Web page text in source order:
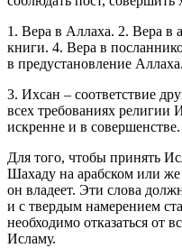
1. Вера в Аллаха. 2. Вера в
книги. 4. Вера в
в предустановление Аллаха.
3. Ихсан – соответствие
всех требованиях религии
искренне и в совершенстве.
Для того, чтобы принять
Шахаду на арабском или
он владеет. Эти слова
и с твердым намерением
необходимо отказаться от
Исламу.